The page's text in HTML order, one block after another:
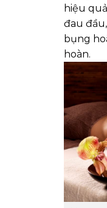
hiệu
đau
bụng
hoàn.